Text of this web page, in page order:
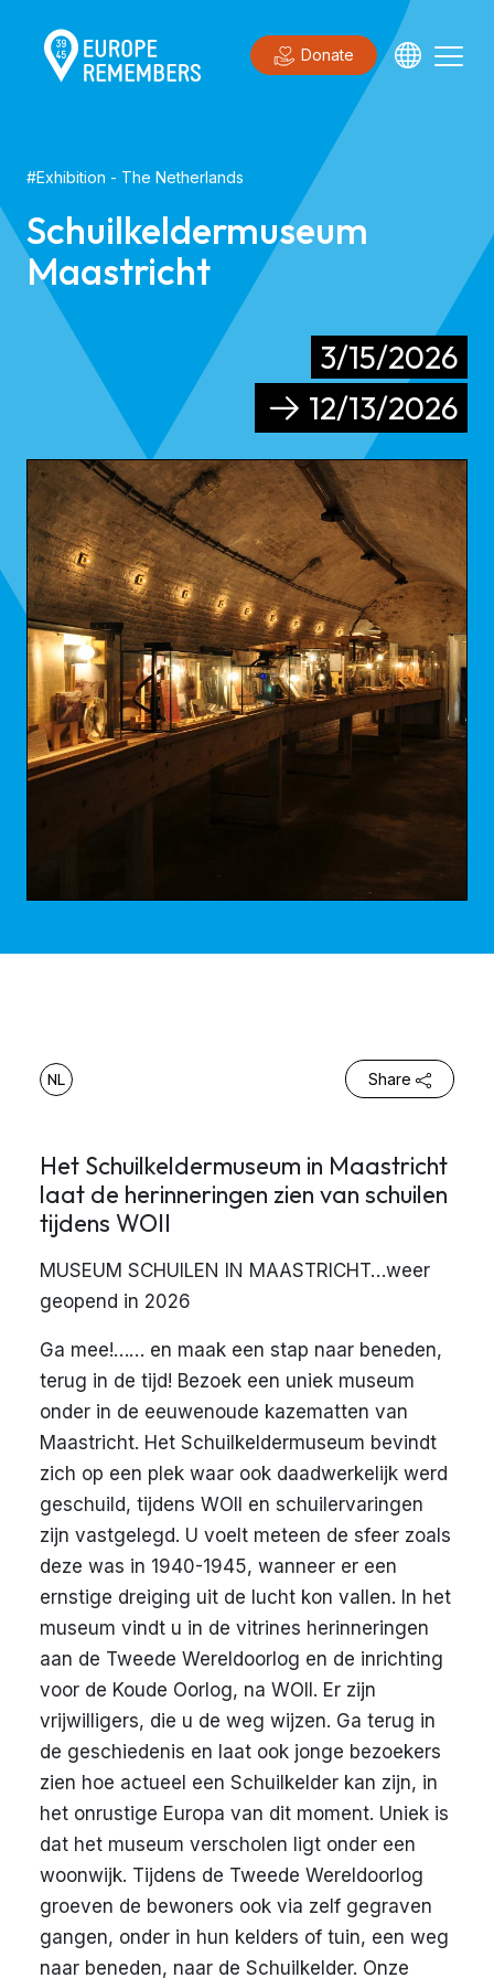
Donate
#Exhibition - The Netherlands
Schuilkeldermuseum
Maastricht
3/15/2026
12/13/2026
NL Share
Het Schuilkeldermuseum in Maastricht
laat de herinneringen zien van schuilen
tijdens WOII
MUSEUM SCHUILEN IN MAASTRICHT…weer
geopend in 2026
Ga mee!…… en maak een stap naar beneden,
terug in de tijd! Bezoek een uniek museum
onder in de eeuwenoude kazematten van
Maastricht. Het Schuilkeldermuseum bevindt
zich op een plek waar ook daadwerkelijk werd
geschuild, tijdens WOII en schuilervaringen
zijn vastgelegd. U voelt meteen de sfeer zoals
deze was in 1940-1945, wanneer er een
ernstige dreiging uit de lucht kon vallen. In het
museum vindt u in de vitrines herinneringen
aan de Tweede Wereldoorlog en de inrichting
voor de Koude Oorlog, na WOII. Er zijn
vrijwilligers, die u de weg wijzen. Ga terug in
de geschiedenis en laat ook jonge bezoekers
zien hoe actueel een Schuilkelder kan zijn, in
het onrustige Europa van dit moment. Uniek is
dat het museum verscholen ligt onder een
woonwijk. Tijdens de Tweede Wereldoorlog
groeven de bewoners ook via zelf gegraven
gangen, onder in hun kelders of tuin, een weg
naar beneden, naar de Schuilkelder. Onze